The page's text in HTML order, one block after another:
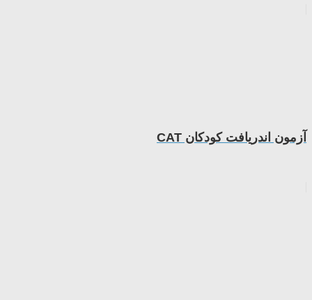
آزمون اندریافت کودکان CAT